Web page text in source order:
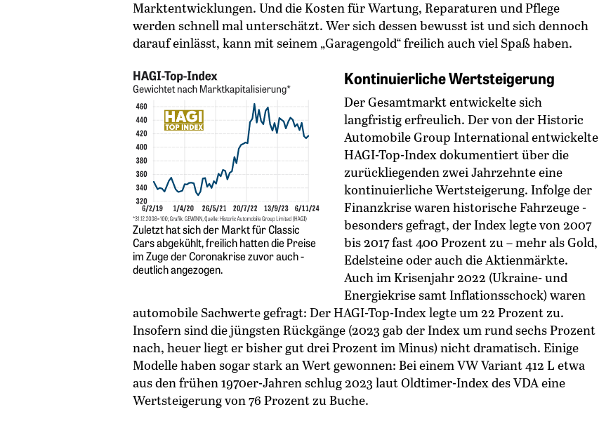
Marktentwicklungen. Und die Kosten für Wartung, Reparaturen und Pflege
werden schnell mal unterschätzt. Wer sich dessen bewusst ist und sich dennoch
darauf einlässt, kann mit seinem „Garagengold“ freilich auch viel Spaß haben.
Zuletzt hat sich der Markt für Classic
Cars abgekühlt, freilich hatten die Preise
im Zuge der Coronakrise zuvor auch ­
deutlich angezogen.
Kontinuierliche Wertsteigerung
Der Gesamtmarkt entwickelte sich
langfristig erfreulich. Der von der Historic
Automobile Group International entwickelte
HAGI-Top-Index dokumentiert über die
zurückliegenden zwei Jahrzehnte eine
kontinuierliche Wertsteigerung. Infolge der
Finanzkrise waren historische Fahrzeuge ­
besonders gefragt, der Index legte von 2007
bis 2017 fast 400 Prozent zu – mehr als Gold,
Edelsteine oder auch die Aktienmärkte.
Auch im Krisenjahr 2022 (Ukraine- und
Energiekrise samt Inflationsschock) waren
automobile Sachwerte gefragt: Der HAGI-Top-Index legte um 22 Prozent zu.
Insofern sind die jüngsten Rückgänge (2023 gab der Index um rund sechs Prozent
nach, heuer liegt er bisher gut drei Prozent im Minus) nicht dramatisch. Einige
Modelle haben sogar stark an Wert gewonnen: Bei einem VW Variant 412 L etwa
aus den frühen 1970er-Jahren schlug 2023 laut Oldtimer-Index des VDA eine
Wertsteigerung von 76 Prozent zu Buche.